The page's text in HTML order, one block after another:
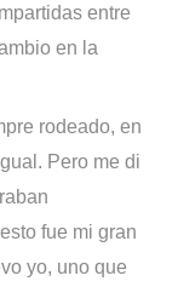
entre
en la
rodeado, en
Pero me di
fue mi gran
yo, uno que